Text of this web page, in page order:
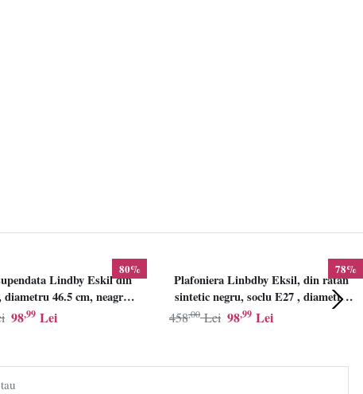
80%
Lindby Eskil din
diametru 46.5 cm, neagra,
E27
98,99 Lei
78%
Plafoniera Linbdby Eksil, din ratan
sintetic negru, soclu E27 , diametru
46.5cm, LINDBY
98,99 Lei
458,00 Lei